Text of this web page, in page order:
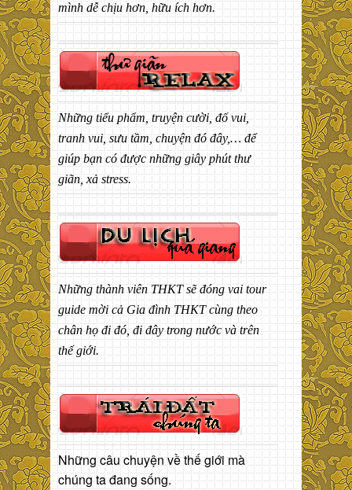
mình dễ chịu hơn, hữu ích hơn.
Những tiểu phẩm, truyện cười, đố vui,
tranh vui, sưu tầm, chuyện đó đây,… để
giúp bạn có được những giây phút thư
giãn, xả stress.
Những thành viên THKT sẽ đóng vai tour
guide mời cả Gia đình THKT cùng theo
chân họ đi đó, đi đây trong nước và trên
thế giới.
Những câu chuyện về thế giới mà
chúng ta đang sống.